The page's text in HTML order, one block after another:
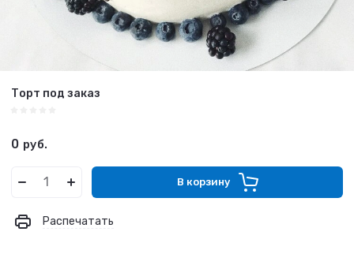
Торт под заказ
0 руб.
В корзину
Распечатать